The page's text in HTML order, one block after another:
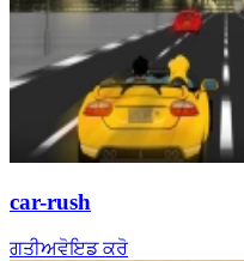
car-rush
ਗਤੀਅਵੋਇਡ ਕਰੋ